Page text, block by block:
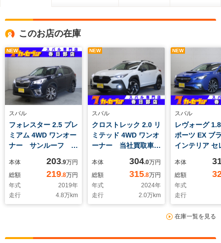
このお店の在庫
NEW
スバル
フォレスター 2.5 プレ
ミアム 4WD ワンオー
ナー サンルーフ パ
型純正ナビ サイド/
バックカメラ メモリ
ー付パワーシート ス
テアヒーター シート
ヒーター ツーリング
純正アルミ
本体 203.9万円
総額
219.8万円
年式
2019年
走行
4.8万km
NEW
スバル
クロストレック 2.0 リ
ミテッド 4WD ワンオ
ーナー 当社買取車
位カメラ ルーフレー
ル ツーリングアシス
ト カープレイ対応
ドラレコ ETC シー
トヒーター ステアヒ
本体 304.0万円
総額
315.8万円
年式
2024年
走行
2.0万km
NEW
スバル
レヴォーグ
ポーツ EX ブ
インテリア セ
イサイトX ハ
カードン
ナビ 全方位
デジタルミラ
テールゲート
シートヒータ
ーシート カ
本体
総額
年式
走行
在庫一覧を見る